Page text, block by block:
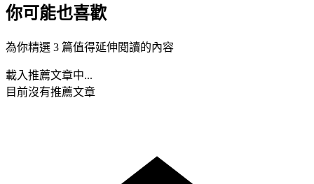
你可能也喜歡
為你精選 3 篇值得延伸閱讀的內容
載入推薦文章中...
目前沒有推薦文章